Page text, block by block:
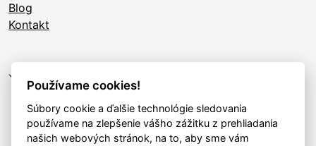
Blog
Kontakt
Používame cookies!
Súbory cookie a ďalšie technológie sledovania
používame na zlepšenie vášho zážitku z prehliadania
našich webových stránok, na to, aby sme vám